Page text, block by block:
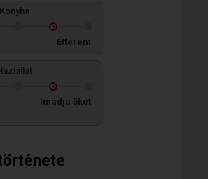
Konyha
Étterem
Imádja őket